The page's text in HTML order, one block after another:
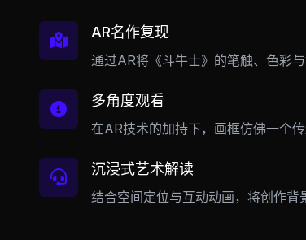
AR名作复现
通过AR将《斗牛士》的笔触、色彩
多角度观看
在AR技术的加持下，画框仿佛一个
沉浸式艺术解读
结合空间定位与互动动画，将创作背